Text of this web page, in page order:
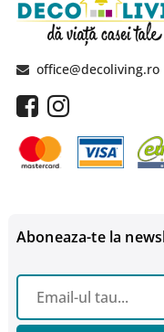
office@decoliving.ro
Aboneaza-te la